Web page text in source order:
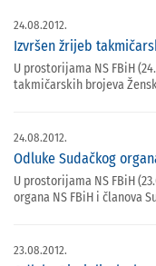
24.08.2012.
Izvršen žrijeb
U prostorijama NS FBiH
takmičarskih brojeva
24.08.2012.
Odluke Sudačkog
U prostorijama NS FBiH
organa NS FBiH i članova
23.08.2012.